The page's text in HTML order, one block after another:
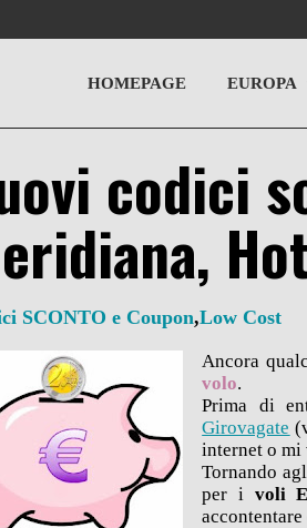
HOMEPAGE EUROPA
codici
SCONTO e Coupon,Low Cost
Ancora
volo.
Prima di
Girovagate
internet o mi
Tornando
per i voli